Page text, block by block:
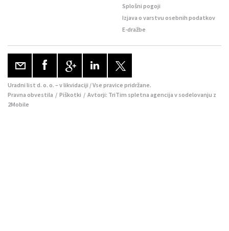
Splošni pogoji
Izjava o varstvu osebnih podatkov
E-dražbe
Uradni list d. o. o. – v likvidaciji / Vse pravice pridržane.
Pravna obvestila / Piškotki / Avtorji: TriTim spletna agencija v sodelovanju z
2Mobile